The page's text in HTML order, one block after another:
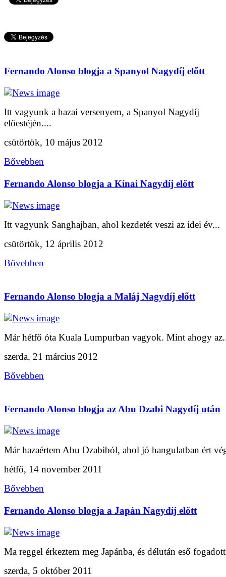
Fernando Alonso blogja a Spanyol Nagydíj előtt
Itt vagyunk a hazai versenyem, a Spanyol Nagydíj
előestéjén....
csütörtök, 10 május 2012
Bővebben
Fernando Alonso blogja a Kínai Nagydíj előtt
Itt vagyunk Sanghajban, ahol kezdetét veszi az idei év...
csütörtök, 12 április 2012
Bővebben
Fernando Alonso blogja a Maláj Nagydíj előtt
Már hétfő óta Kuala Lumpurban vagyok. Mint ahogy
szerda, 21 március 2012
Bővebben
Fernando Alonso blogja az Abu Dzabi Nagydíj után
Már hazaértem Abu Dzabiból, ahol jó hangulatban ért
hétfő, 14 november 2011
Bővebben
Fernando Alonso blogja a Japán Nagydíj előtt
Ma reggel érkeztem meg Japánba, és délután eső
szerda, 5 október 2011